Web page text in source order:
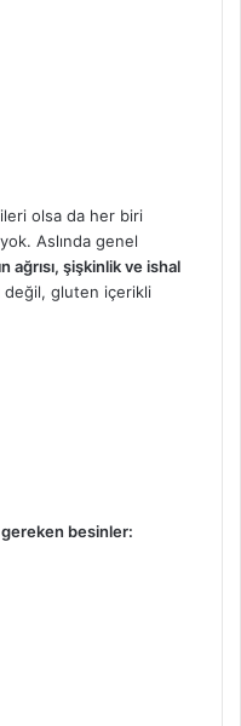
olsa da her biri
Aslında genel
ağrısı, şişkinlik ve ishal
değil, gluten içerikli
gereken besinler: